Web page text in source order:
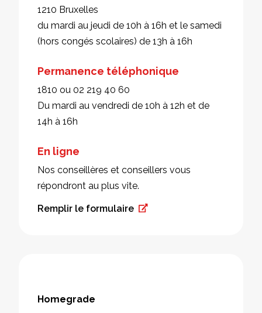
1210 Bruxelles
du mardi au jeudi de 10h à 16h et le samedi
(hors congés scolaires) de 13h à 16h
Permanence téléphonique
1810 ou 02 219 40 60
Du mardi au vendredi de 10h à 12h et de
14h à 16h
En ligne
Nos conseillères et conseillers vous
répondront au plus vite.
Remplir le formulaire
Homegrade